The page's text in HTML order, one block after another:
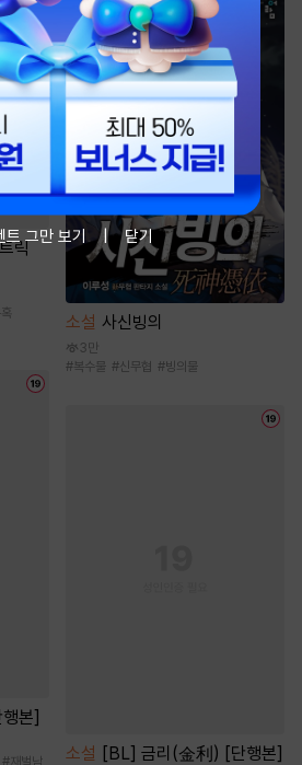
릭
본]
소설 사신빙의
3만
#복수물 #신무협 #빙의물
소설 [BL] 금리(金利) [단행본]
트 그만 보기 닫기